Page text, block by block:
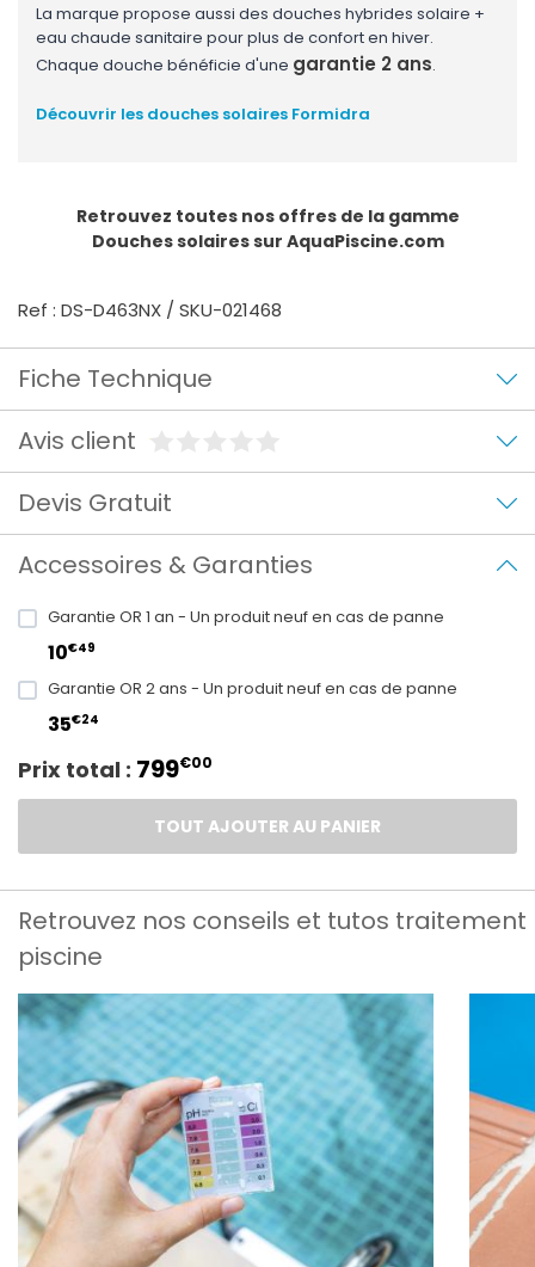
La marque propose aussi des douches hybrides solaire +
eau chaude sanitaire pour plus de confort en hiver.
Chaque douche bénéficie d'une garantie 2 ans.
Découvrir les douches solaires Formidra
Retrouvez toutes nos offres de la gamme
Douches solairessur AquaPiscine.com
Ref : DS-D463NX / SKU-021468
Fiche Technique
Avis client
Devis Gratuit
Accessoires & Garanties
Garantie OR 1 an - Un produit neuf en cas de panne
10€49
Garantie OR 2 ans - Un produit neuf en cas de panne
35€24
Prix total : 799€00
TOUT AJOUTER AU PANIER
Retrouvez nos conseils et tutos traitement
piscine